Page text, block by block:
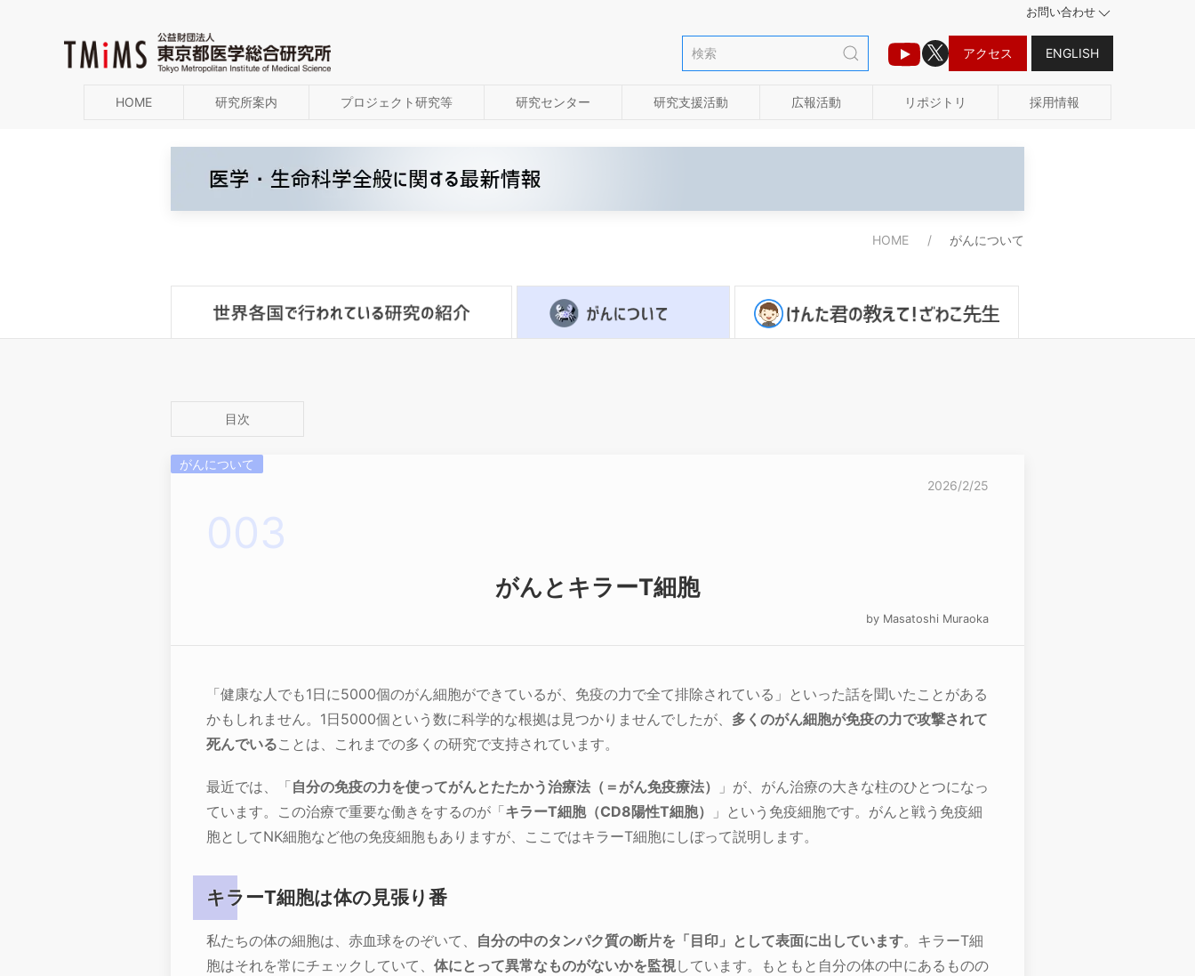
お問い合わせ
アクセス ENGLISH
HOME 研究所案内 プロジェクト研究等 研究センター 研究支援活動 広報活動 リポジトリ 採用情報
HOME がんについて
目次
がんについて
2026/2/25
がんとキラーT細胞
by Masatoshi Muraoka
「健康な人でも1日に5000個のがん細胞ができているが、免疫の力で全て排除されている」といった話を聞いたことがある
かもしれません。1日5000個という数に科学的な根拠は見つかりませんでしたが、 多くのがん細胞が免疫の力で攻撃されて
死んでいることは、これまでの多くの研究で支持されています。
最近では、「自分の免疫の力を使ってがんとたたかう治療法（＝がん免疫療法）
」が、がん治療の大きな柱のひとつになっ
ています。この治療で重要な働きをするのが「キラーT細胞（CD8陽性T細胞）
」という免疫細胞です。がんと戦う免疫細
胞としてNK細胞など他の免疫細胞もありますが、ここではキラーT細胞にしぼって説明します。
キラーT細胞は体の見張り番
私たちの体の細胞は、赤血球をのぞいて、 自分の中のタンパク質の断片を「目印」として表面に出しています。キラーT細
胞はそれを常にチェックしていて、 体にとって異常なものがないかを監視しています。もともと自分の体の中にあるものの